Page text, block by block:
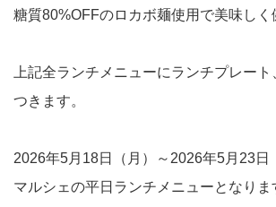
糖質80%OFFのロカボ麺使用で美味しく
上記全ランチメニューにランチプレー
つきます。
2026年5月18日（月）～2026年5月23日
マルシェの平日ランチメニューとなりま